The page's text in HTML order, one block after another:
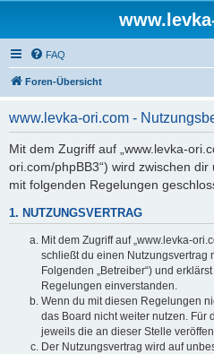
FAQ
Foren-Übersicht
www.levka-ori.com -
Mit dem Zugriff auf „www.levka-
ori.com/phpBB3“) wird zwischen
mit folgenden Regelungen
1. NUTZUNGSVERTRAG
Mit dem Zugriff auf „www.levka-
schließt du einen Nutzungsvertrag
Folgenden „Betreiber“) und
Regelungen einverstanden.
Wenn du mit diesen Regelungen
das Board nicht weiter nutzen. Für
jeweils die an dieser Stelle
Der Nutzungsvertrag wird auf